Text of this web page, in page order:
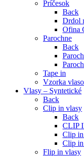
Príčesok
Back
Drdol
Ofina
Parochne
Back
Tape in
Vzorka
Vlasy – Syntetické
Back
Clip in vlasy
Back
CLIP
Clip
Clip
Flip in vlasy